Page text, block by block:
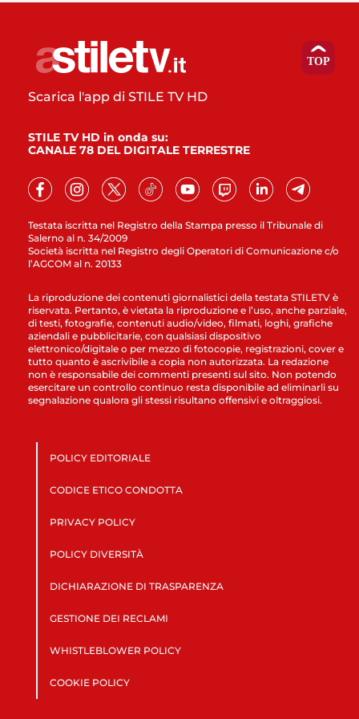
Testata iscritta nel Registro della Stampa presso il Tribunale di
Salerno al n. 34/2009
Società iscritta nel Registro degli Operatori di Comunicazione c/o
l’AGCOM al n. 20133
Scarica l'app di STILE TV HD
STILE TV HD in onda su:
CANALE 78 DEL DIGITALE TERRESTRE
La riproduzione dei contenuti giornalistici della testata STILETV è
riservata. Pertanto, è vietata la riproduzione e l’uso, anche parziale,
di testi, fotografie, contenuti audio/video, filmati, loghi, grafiche
aziendali e pubblicitarie, con qualsiasi dispositivo
elettronico/digitale o per mezzo di fotocopie, registrazioni, cover e
tutto quanto è ascrivibile a copia non autorizzata. La redazione
non è responsabile dei commenti presenti sul sito. Non potendo
esercitare un controllo continuo resta disponibile ad eliminarli su
segnalazione qualora gli stessi risultano offensivi e oltraggiosi.
POLICY EDITORIALE
CODICE ETICO CONDOTTA
PRIVACY POLICY
POLICY DIVERSITÀ
DICHIARAZIONE DI TRASPARENZA
GESTIONE DEI RECLAMI
WHISTLEBLOWER POLICY
COOKIE POLICY